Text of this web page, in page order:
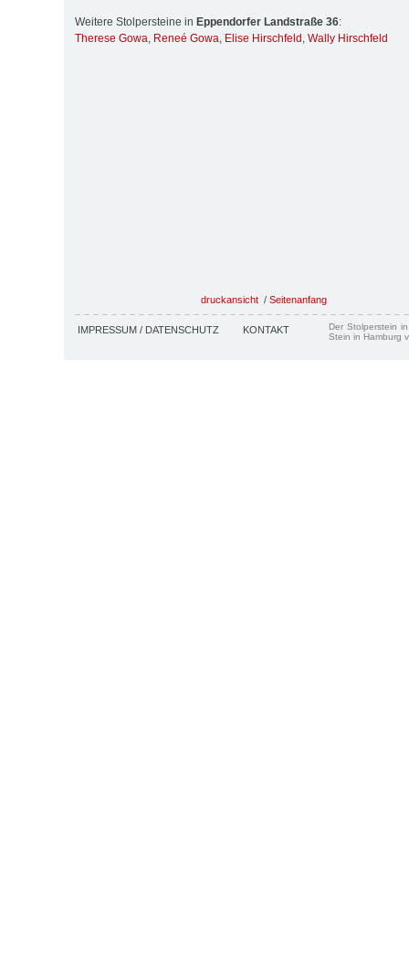
Weitere Stolpersteine in Eppendorfer Landstraße 36:
Therese Gowa, Reneé Gowa, Elise Hirschfeld , Wally Hirschfeld
druckansicht / Seitenanfang
IMPRESSUM / DATENSCHUTZ KONTAKT
Der Stolperstein
Stein in Hamburg